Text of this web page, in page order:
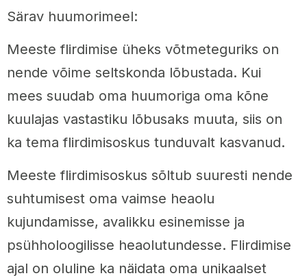
Särav huumorimeel:
Meeste flirdimise üheks võtmeteguriks on
nende võime seltskonda lõbustada. Kui
mees suudab oma huumoriga oma kõne
kuulajas vastastiku lõbusaks muuta, siis on
ka tema flirdimisoskus tunduvalt kasvanud.
Meeste flirdimisoskus sõltub suuresti nende
suhtumisest oma vaimse heaolu
kujundamisse, avalikku esinemisse ja
psühholoogilisse heaolutundesse. Flirdimise
ajal on oluline ka näidata oma unikaalset